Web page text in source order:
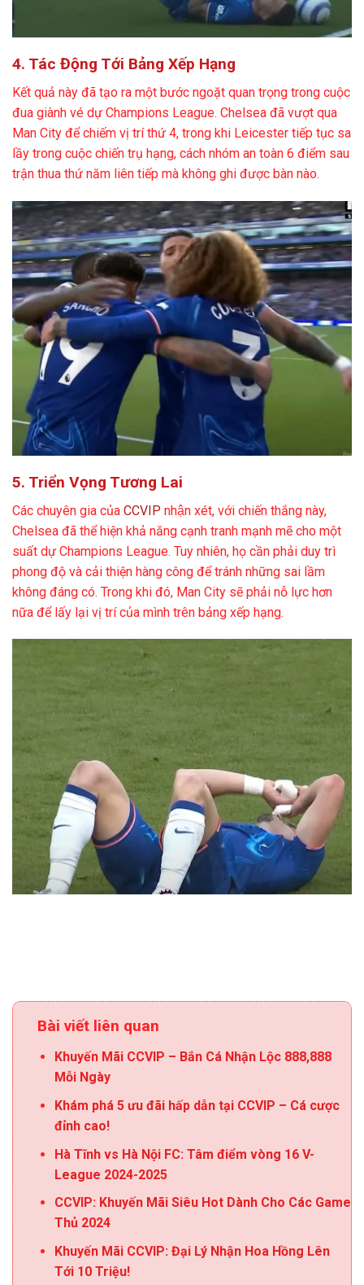
4. Tác Động Tới Bảng Xếp Hạng
Kết quả này đã tạo ra một bước ngoặt quan trọng trong cuộc
đua giành vé dự Champions League. Chelsea đã vượt qua
Man City để chiếm vị trí thứ 4, trong khi Leicester tiếp tục sa
lầy trong cuộc chiến trụ hạng, cách nhóm an toàn 6 điểm sau
trận thua thứ năm liên tiếp mà không ghi được bàn nào.
5. Triển Vọng Tương Lai
Các chuyên gia của CCVIP nhận xét, với chiến thắng này,
Chelsea đã thể hiện khả năng cạnh tranh mạnh mẽ cho một
suất dự Champions League. Tuy nhiên, họ cần phải duy trì
phong độ và cải thiện hàng công để tránh những sai lầm
không đáng có. Trong khi đó, Man City sẽ phải nỗ lực hơn
nữa để lấy lại vị trí của mình trên bảng xếp hạng.
Bài viết liên quan
Khuyến Mãi CCVIP – Bắn Cá Nhận Lộc 888,888
Mỗi Ngày
Khám phá 5 ưu đãi hấp dẫn tại CCVIP – Cá cược
đỉnh cao!
Hà Tĩnh vs Hà Nội FC: Tâm điểm vòng 16 V-
League 2024-2025
CCVIP: Khuyến Mãi Siêu Hot Dành Cho Các Game
Thủ 2024
Khuyến Mãi CCVIP: Đại Lý Nhận Hoa Hồng Lên
Tới 10 Triệu!